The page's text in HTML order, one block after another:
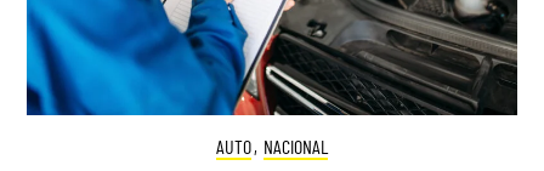
AUTO, NACIONAL